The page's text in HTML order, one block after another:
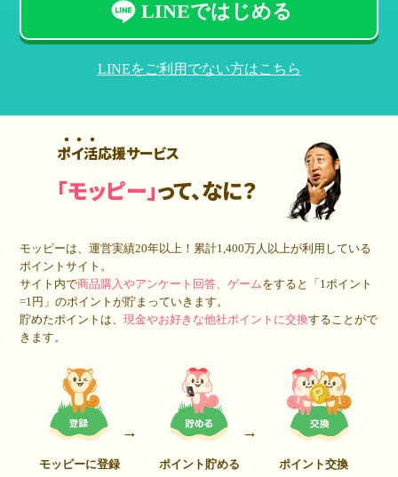
LINEではじめる
LINEをご利用でない方はこちら
ポイ活応援サービス
「モッピー」って、なに？
モッピーは、運営実績20年以上！累計1,400万人 以上が利用している
ポイントサイト。
サイト内で商品購入やアンケート回答、ゲームをすると「1ポイント
=1円」のポイントが貯まっていきます。
貯めたポイントは、現金やお好きな他社ポイントに交換することがで
きます。
モッピーに登録 ポイント貯める ポイント交換